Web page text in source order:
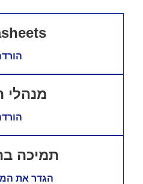
מנהלי
תמיכה
הגדר את